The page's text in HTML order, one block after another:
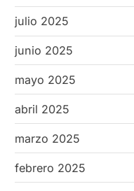
julio 2025
junio 2025
mayo 2025
abril 2025
marzo 2025
febrero 2025